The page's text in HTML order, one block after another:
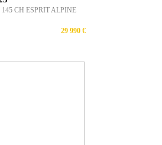
CH ESPRIT ALPINE
29 990 €